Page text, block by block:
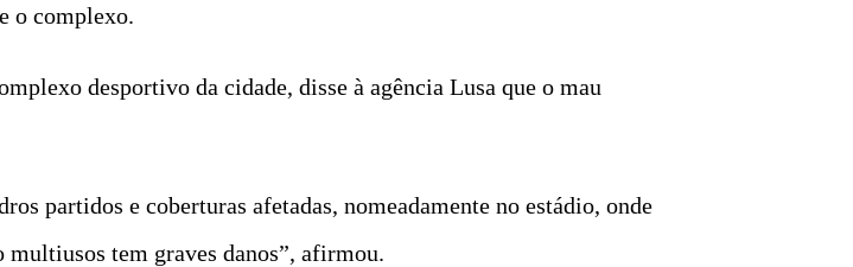
o complexo.
desportivo da cidade, disse à agência Lusa que o mau
partidos e coberturas afetadas, nomeadamente no estádio, onde
tem graves danos”, afirmou.